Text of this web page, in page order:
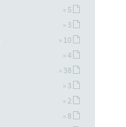
» 5
» 3
» 10
» 4
» 38
» 3
» 2
» 8